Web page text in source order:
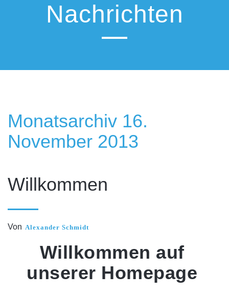
Nachrichten
Monatsarchiv 16.
November 2013
Willkommen
Von Alexander Schmidt
Willkommen auf
unserer Homepage